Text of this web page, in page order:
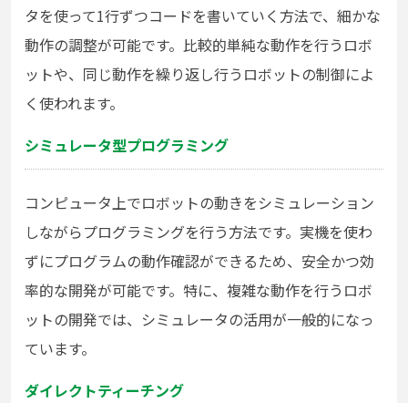
タを使って1行ずつコードを書いていく方法で、細かな
動作の調整が可能です。比較的単純な動作を行うロボ
ットや、同じ動作を繰り返し行うロボットの制御によ
く使われます。
シミュレータ型プログラミング
コンピュータ上でロボットの動きをシミュレーション
しながらプログラミングを行う方法です。実機を使わ
ずにプログラムの動作確認ができるため、安全かつ効
率的な開発が可能です。特に、複雑な動作を行うロボ
ットの開発では、シミュレータの活用が一般的になっ
ています。
ダイレクトティーチング